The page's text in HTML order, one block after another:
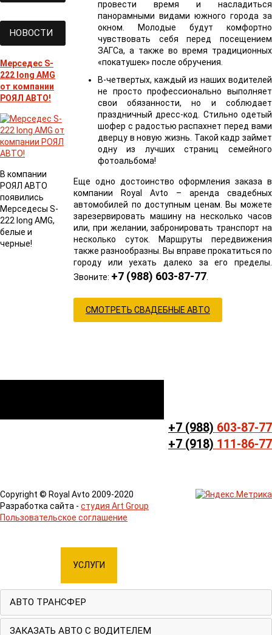
провести время и насладиться
панорамными видами южного города за
окном. Молодые будут комфортно
чувствовать себя перед посещением
ЗАГСа, а также во время традиционных
«покатушек» после обручения.
В-четвертых, каждый из наших водителей
не просто профессионально выполняет
свои обязанности, но и соблюдает
праздничный дресс-код. Стильно одетый
шофер с радостью распахнет перед вами
дверцу в новую жизнь. Такой кадр займет
одну из лучших страниц семейного
фотоальбома!
Еще одно достоинство оформления заказа в
компании Royal Avto – аренда свадебных
автомобилей по доступным ценам. Вы можете
зарезервировать машину на несколько часов
или, при желании, забронировать транспорт на
несколько суток. Маршруты передвижения
также разнообразны. Вы вправе прокатиться по
городу или уехать далеко за его пределы.
Звоните: +7 (988) 603-87-77.
СМОТРЕТЬ СВАДЕБНЫЕ АВТО
НОВОСТИ
Мерседес S-
222 long AMG
от компании
РОЯЛ АВТО!
В компании
РОЯЛ АВТО
появились
Мерседесы S-
222 long AMG,
белые и
черные!
+7 (988) 603-87-77
+7 (918) 111-86-77
Copyright © Royal Avto 2009-2020
Разработка сайта - студия Art Group
Пользовательское соглашение
УСЛУГИ
АВТО ТРАНСФЕР
ЗАКАЗАТЬ АВТО С ВОДИТЕЛЕМ